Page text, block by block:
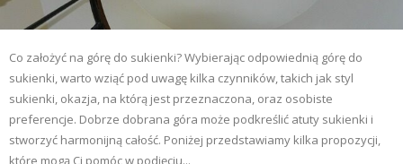
Co założyć na górę do sukienki? Wybierając odpowiednią górę do
sukienki, warto wziąć pod uwagę kilka czynników, takich jak styl
sukienki, okazja, na którą jest przeznaczona, oraz osobiste
preferencje. Dobrze dobrana góra może podkreślić atuty sukienki i
stworzyć harmonijną całość. Poniżej przedstawiamy kilka propozycji,
które mogą Ci pomóc w podjęciu...